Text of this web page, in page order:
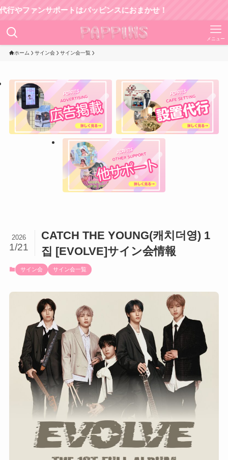
ンサポートはパッピンスにおまかせ！
メニュー
ホーム サイン会 サイン会一覧
CATCH THE YOUNG(캐치더영) 1
집 [EVOLVE]サイン会情報
2026
1/21
サイン会 サイン会一覧